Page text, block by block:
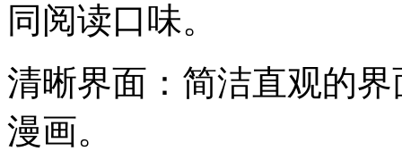
同阅读口味。
清晰界面：简洁直观的
漫画。